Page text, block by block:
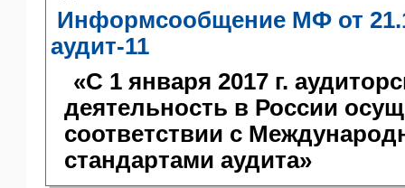
Информсообщение МФ от
аудит-11
«С 1 января 2017 г.
деятельность в России
соответствии с
стандартами аудита»